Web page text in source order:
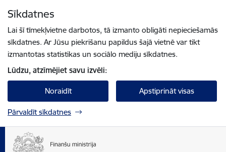
Sīkdatnes
Lai šī tīmekļvietne darbotos, tā izmanto obligāti nepieciešamās
sīkdatnes. Ar Jūsu piekrišanu papildus šajā vietnē var tikt
izmantotas statistikas un sociālo mediju sīkdatnes.
Lūdzu, atzīmējiet savu izvēli:
Noraidīt Apstiprināt visas
Pārvaldīt sīkdatnes